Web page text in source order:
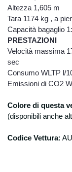
Altezza 1,605 m
Tara 1174 kg , a
Capacità bagaglio
PRESTAZIONI
Velocità massima
sec
Consumo WLTP l/
Emissioni di CO2
Colore di questa
(disponibili anche
Codice Vettura: